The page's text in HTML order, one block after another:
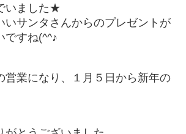
いました★
いサンタさんからのプレゼントが
ですね(^^♪
営業になり、１月５日から新年の